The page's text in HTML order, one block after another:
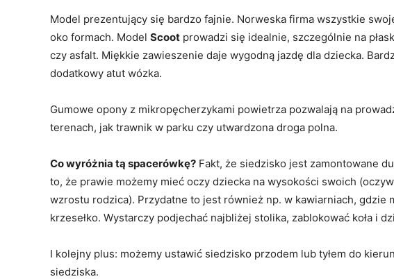
Model prezentujący się bardzo fajnie. Norweska firma wszystkie
oko formach. Model Scoot prowadzi się idealnie, szczególnie na
czy asfalt. Miękkie zawieszenie daje wygodną jazdę dla dziecka.
dodatkowy atut wózka.
Gumowe opony z mikropęcherzykami powietrza pozwalają na
terenach, jak trawnik w parku czy utwardzona droga polna.
Co wyróżnia tą spacerówkę? Fakt, że siedzisko jest zamontowane
to, że prawie możemy mieć oczy dziecka na wysokości swoich
wzrostu rodzica). Przydatne to jest również np. w kawiarniach, gdzie
krzesełko. Wystarczy podjechać najbliżej stolika, zablokować koła i
I kolejny plus: możemy ustawić siedzisko przodem lub tyłem do
siedziska.